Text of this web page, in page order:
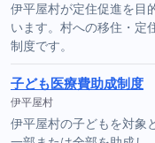
伊平屋村が定住促進を目
います。村への移住・定
制度です。
子ども医療費助成制度
伊平屋村
伊平屋村の子どもを対象